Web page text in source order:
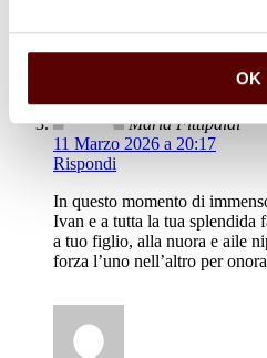
OK
Maria Fittipaldi
11 Marzo 2026 a 20:17
Rispondi
In questo momento di
Ivan e a tutta la tua splendida
a tuo figlio, alla nuora e aile
forza l’uno nell’altro per